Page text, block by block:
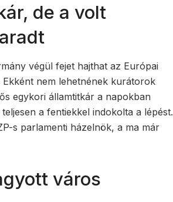
de a volt
végül fejet hajthat az Európai
nem lehetnének kurátorok
egykori államtitkár a napokban
a fentiekkel indokolta a lépést.
s parlamenti házelnök, a ma már
város